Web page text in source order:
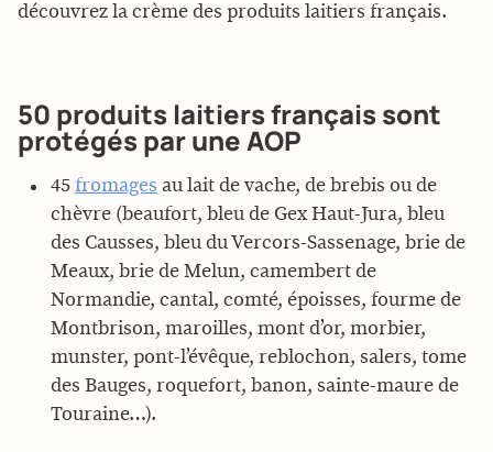
découvrez la crème des produits laitiers français.
50 produits laitiers français sont
protégés par une AOP
45 fromages au lait de vache, de brebis ou de
chèvre (beaufort, bleu de Gex Haut-Jura, bleu
des Causses, bleu du Vercors-Sassenage, brie de
Meaux, brie de Melun, camembert de
Normandie, cantal, comté, époisses, fourme de
Montbrison, maroilles, mont d’or, morbier,
munster, pont-l’évêque, reblochon, salers, tome
des Bauges, roquefort, banon, sainte-maure de
Touraine…).